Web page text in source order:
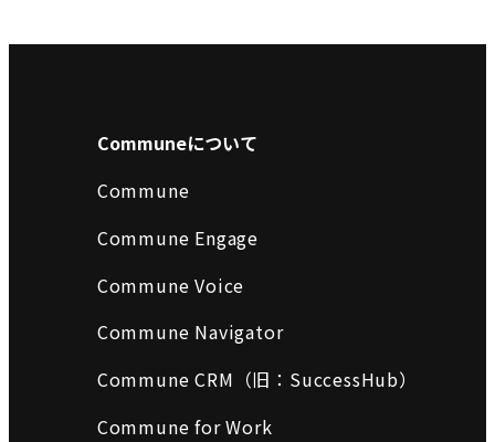
Communeについて
Commune
Commune Engage
Commune Voice
Commune Navigator
Commune CRM（旧：SuccessHub）
Commune for Work